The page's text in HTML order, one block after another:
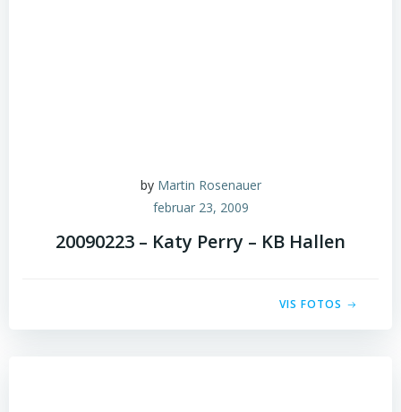
by Martin Rosenauer
februar 23, 2009
20090223 – Katy Perry – KB Hallen
VIS FOTOS